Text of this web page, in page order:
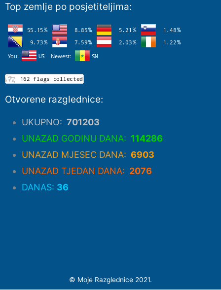
Top zemlje po posjetiteljima:
Otvorene razglednice:
UKUPNO: 701203
UNAZAD GODINU DANA: 114286
UNAZAD MJESEC DANA: 6903
UNAZAD TJEDAN DANA: 2076
DANAS: 36
© Moje Razglednice 2021.